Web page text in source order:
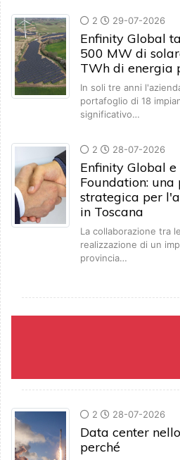
2 29-07-2026
Enfinity Global
500 MW di
TWh di energia
In soli tre anni
portafoglio di 18
significativo…
2 28-07-2026
Enfinity Global
Foundation:
strategica per
in Toscana
La collaborazione tra
realizzazione di un
provincia…
2 28-07-2026
Data center
perché